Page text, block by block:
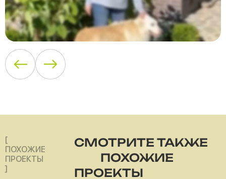
[
ПОХОЖИЕ
ПРОЕКТЫ
]
СМОТРИТЕ ТАКЖЕ
ПОХОЖИЕ
ПРОЕКТЫ